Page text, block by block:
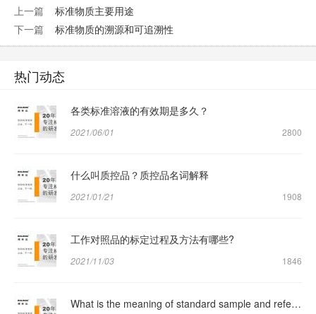
上一篇 标准物质主要用途
下一篇 标准物质的溯源和可追溯性
热门动态
各类标准溶液的有效期是多久？
2021/06/01 2800
什么叫质控品？质控品名词解释
2021/01/21 1908
工作对照品的标定过程及方法有哪些?
2021/11/03 1846
What is the meaning of standard sample and reference sample respectively?